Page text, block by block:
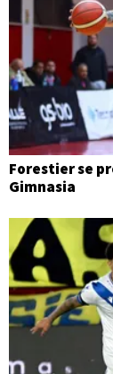
Forestier se
Gimnasia